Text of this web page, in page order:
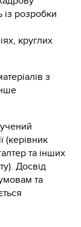
із розробки
круглих
з
(керівник
та інших
Досвід
та